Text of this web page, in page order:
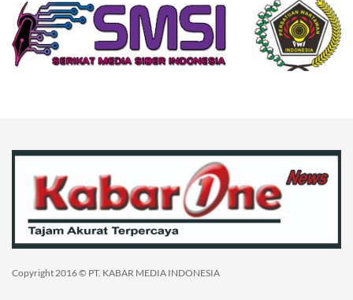
Copyright 2016 © PT. KABAR MEDIA INDONESIA